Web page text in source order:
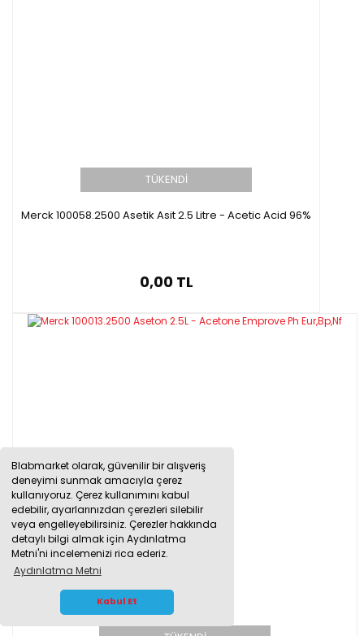
Blabmarket olarak, güvenilir bir alışveriş
deneyimi sunmak amacıyla çerez
kullanıyoruz. Çerez kullanımını kabul
edebilir, ayarlarınızdan çerezleri silebilir
veya engelleyebilirsiniz. Çerezler hakkında
detaylı bilgi almak için Aydınlatma
Metni'ni incelemenizi rica ederiz.
Aydınlatma Metni
Kabul Et
TÜKENDİ
Merck 100058.2500 Asetik Asit 2.5 Litre - Acetic Acid 96%
0,00 TL
WHATSAPP İLETİŞİM